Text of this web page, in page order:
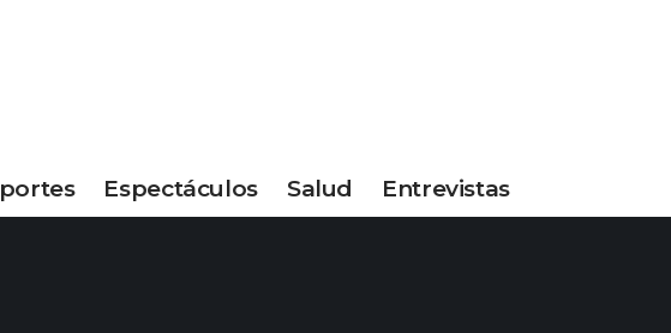
Espectáculos Salud Entrevistas